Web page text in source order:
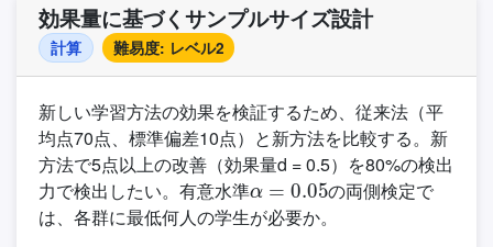
効果量に基づくサンプルサイズ設計
計算 難易度: レベル2
新しい学習方法の効果を検証するため、従来法（平
均点70点、標準偏差10点）と新方法を比較する。新
方法で5点以上の改善（効果量d = 0.5）を80%の検出
力で検出したい。有意水準
α=0.05
の両側検定で
は、各群に最低何人の学生が必要か。